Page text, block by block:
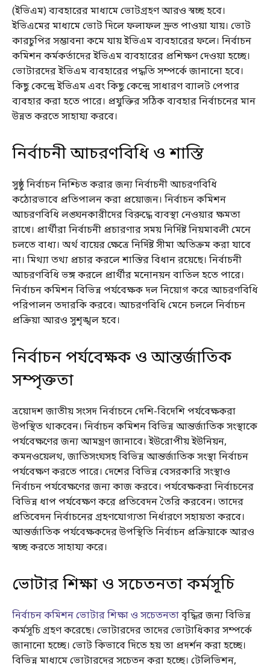
(ইভিএম) ব্যবহারের মাধ্যমে ভোটগ্রহণ আরও স্বচ্ছ হবে।
ইভিএমের মাধ্যমে ভোট দিলে ফলাফল দ্রুত পাওয়া যায়। ভোট
কারচুপির সম্ভাবনা কমে যায় ইভিএম ব্যবহারের ফলে। নির্বাচন
কমিশন কর্মকর্তাদের ইভিএম ব্যবহারের প্রশিক্ষণ দেওয়া হচ্ছে।
ভোটারদের ইভিএম ব্যবহারের পদ্ধতি সম্পর্কে জানানো হবে।
কিছু কেন্দ্রে ইভিএম এবং কিছু কেন্দ্রে সাধারণ ব্যালট পেপার
ব্যবহার করা হতে পারে। প্রযুক্তির সঠিক ব্যবহার নির্বাচনের মান
উন্নত করতে সাহায্য করবে।
নির্বাচনী আচরণবিধি ও শাস্তি
সুষ্ঠু নির্বাচন নিশ্চিত করার জন্য নির্বাচনী আচরণবিধি
কঠোরভাবে প্রতিপালন করা প্রয়োজন। নির্বাচন কমিশন
আচরণবিধি লঙ্ঘনকারীদের বিরুদ্ধে ব্যবস্থা নেওয়ার ক্ষমতা
রাখে। প্রার্থীরা নির্বাচনী প্রচারণার সময় নির্দিষ্ট নিয়মাবলী মেনে
চলতে বাধ্য। অর্থ ব্যয়ের ক্ষেত্রে নির্দিষ্ট সীমা অতিক্রম করা যাবে
না। মিথ্যা তথ্য প্রচার করলে শাস্তির বিধান রয়েছে। নির্বাচনী
আচরণবিধি ভঙ্গ করলে প্রার্থীর মনোনয়ন বাতিল হতে পারে।
নির্বাচন কমিশন বিভিন্ন পর্যবেক্ষক দল নিয়োগ করে আচরণবিধি
পরিপালন তদারকি করবে। আচরণবিধি মেনে চললে নির্বাচন
প্রক্রিয়া আরও সুশৃঙ্খল হবে।
নির্বাচন পর্যবেক্ষক ও আন্তর্জাতিক
সম্পৃক্ততা
ত্রয়োদশ জাতীয় সংসদ নির্বাচনে দেশি-বিদেশি পর্যবেক্ষকরা
উপস্থিত থাকবেন। নির্বাচন কমিশন বিভিন্ন আন্তর্জাতিক সংস্থাকে
পর্যবেক্ষণের জন্য আমন্ত্রণ জানাবে। ইউরোপীয় ইউনিয়ন,
কমনওয়েলথ, জাতিসংঘসহ বিভিন্ন আন্তর্জাতিক সংস্থা নির্বাচন
পর্যবেক্ষণ করতে পারে। দেশের বিভিন্ন বেসরকারি সংস্থাও
নির্বাচন পর্যবেক্ষণের জন্য কাজ করবে। পর্যবেক্ষকরা নির্বাচনের
বিভিন্ন ধাপ পর্যবেক্ষণ করে প্রতিবেদন তৈরি করবেন। তাদের
প্রতিবেদন নির্বাচনের গ্রহণযোগ্যতা নির্ধারণে সহায়তা করবে।
আন্তর্জাতিক পর্যবেক্ষকদের উপস্থিতি নির্বাচন প্রক্রিয়াকে আরও
স্বচ্ছ করতে সাহায্য করে।
ভোটার শিক্ষা ও সচেতনতা কর্মসূচি
নির্বাচন কমিশন ভোটার শিক্ষা ও সচেতনতাবৃদ্ধির জন্য বিভিন্ন
কর্মসূচি গ্রহণ করেছে। ভোটারদের তাদের ভোটাধিকার সম্পর্কে
জানানো হচ্ছে। ভোট কিভাবে দিতে হয় তা প্রদর্শন করা হচ্ছে।
বিভিন্ন মাধ্যমে ভোটারদের সচেতন করা হচ্ছে। টেলিভিশন,